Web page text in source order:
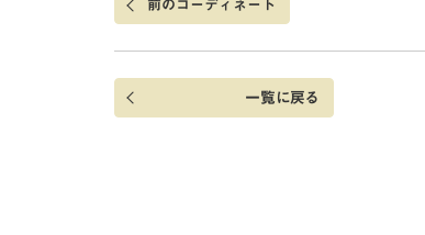
前のコーディネート
一覧に戻る